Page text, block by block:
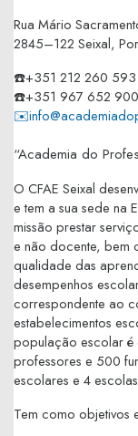
Rua Mário
2845–122 Seixal,
☎️+351 212 260 593
☎️+351 967 652 900
“Academia do
O CFAE Seixal
e tem a sua sede na
missão prestar
e não docente, bem
qualidade das
desempenhos
correspondente ao
estabelecimentos
população escolar
professores e 500
escolares e 4
Tem como objetivos